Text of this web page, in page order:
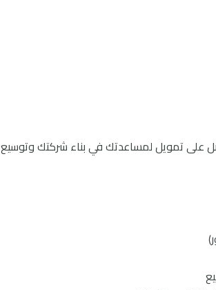
على تمويل لمساعدتك في بناء شركتك وتوسيع